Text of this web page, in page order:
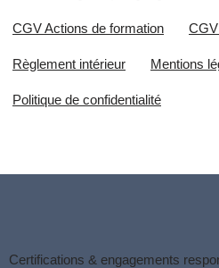
CGV Actions de formation
Règlement intérieur Mentions
Politique de confidentialité
Certifications & engagements